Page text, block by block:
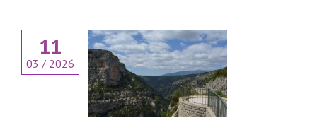
11
03 / 2026
les Gorges de la
et vélo